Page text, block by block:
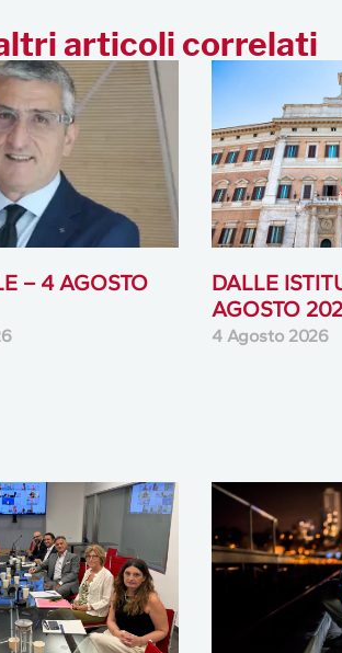
articoli correlati
– 4 AGOSTO
DALLE
AGOSTO
4 Agosto 2026